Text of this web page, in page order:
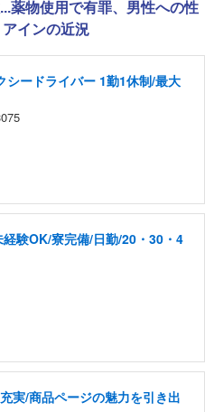
薬物使用で有罪、男性への性
インの近況
シードライバー 1勤1休制/最大
験OK/寮完備/日勤/20・30・4
実/商品ページの魅力を引き出